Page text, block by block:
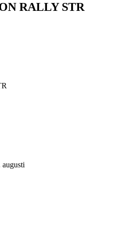
RALLY STR
augusti